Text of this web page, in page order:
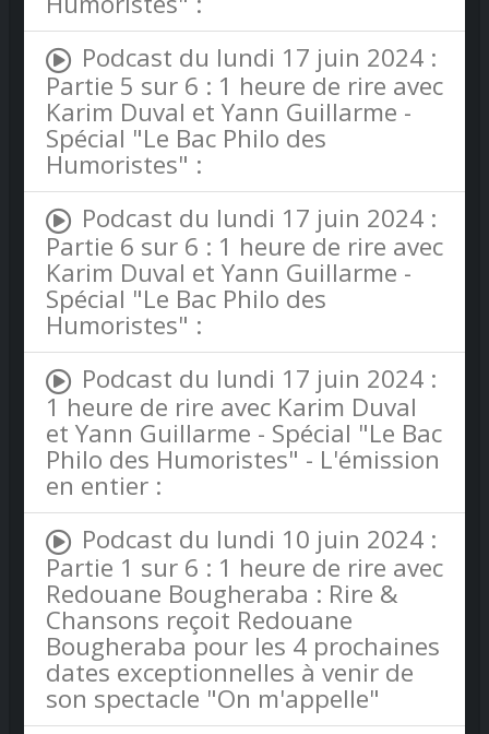
Podcast du lundi 17 juin 2024 :
Partie 5 sur 6 : 1 heure de rire avec
Karim Duval et Yann Guillarme -
Spécial "Le Bac Philo des
Humoristes" :
Podcast du lundi 17 juin 2024 :
Partie 6 sur 6 : 1 heure de rire avec
Karim Duval et Yann Guillarme -
Spécial "Le Bac Philo des
Humoristes" :
Podcast du lundi 17 juin 2024 :
1 heure de rire avec Karim Duval
et Yann Guillarme - Spécial "Le Bac
Philo des Humoristes" - L'émission
en entier :
Podcast du lundi 10 juin 2024 :
Partie 1 sur 6 : 1 heure de rire avec
Redouane Bougheraba : Rire &
Chansons reçoit Redouane
Bougheraba pour les 4 prochaines
dates exceptionnelles à venir de
son spectacle "On m'appelle"